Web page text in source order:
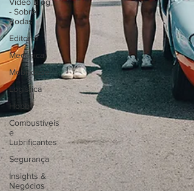
- Sobre
Rodas
Editorial
Mecânica
Mobilidade
Logística
Hobby
Combustíveis
e
Lubrificantes
Segurança
Insights &
Negócios